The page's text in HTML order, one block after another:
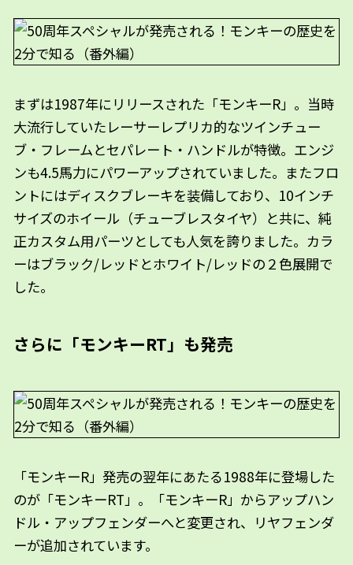
まずは1987年にリリースされた「モンキーR」。当時
大流行していたレーサーレプリカ的なツインチュー
ブ・フレームとセパレート・ハンドルが特徴。エンジ
ンも4.5馬力にパワーアップされていました。またフロ
ントにはディスクブレーキを装備しており、10インチ
サイズのホイール（チューブレスタイヤ）と共に、純
正カスタム用パーツとしても人気を誇りました。カラ
ーはブラック/レッドとホワイト/レッドの２色展開で
した。
さらに「モンキーRT」も発売
「モンキーR」発売の翌年にあたる1988年に登場した
のが「モンキーRT」。「モンキーR」からアップハン
ドル・アップフェンダーへと変更され、リヤフェンダ
ーが追加されています。